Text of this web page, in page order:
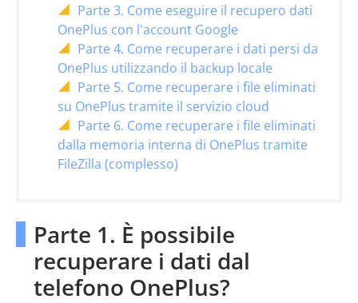
Parte 3. Come eseguire il recupero dati
OnePlus con l'account Google
Parte 4. Come recuperare i dati persi da
OnePlus utilizzando il backup locale
Parte 5. Come recuperare i file eliminati
su OnePlus tramite il servizio cloud
Parte 6. Come recuperare i file eliminati
dalla memoria interna di OnePlus tramite
FileZilla (complesso)
Parte 1. È possibile
recuperare i dati dal
telefono OnePlus?